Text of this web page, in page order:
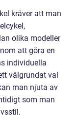
kräver att man
olika modeller
att göra en
individuella
välgrundat val
man njuta av
som man